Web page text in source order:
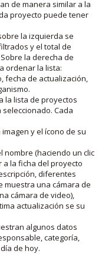
de manera similar a la
proyecto puede tener
la izquierda se
y el total de
la derecha de
ordenar la lista:
fecha de actualización,
la lista de proyectos
Cada
y el ícono de su
nombre (haciendo un clic
la ficha del proyecto
diferentes
muestra una cámara de
cámara de video),
actualización se su
algunos datos
categoría,
de hoy.